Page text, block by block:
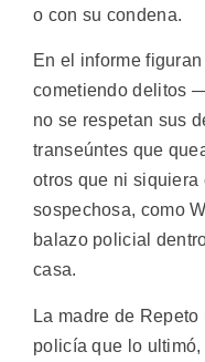
o con su condena.
En el informe
cometiendo delitos
no se respetan sus
transeúntes que
otros que ni siquiera
sospechosa, como
balazo policial
casa.
La madre de Repeto
policía que lo